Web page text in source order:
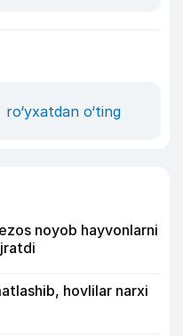
ro‘yxatdan o‘ting
noyob hayvonlarni
hovlilar narxi